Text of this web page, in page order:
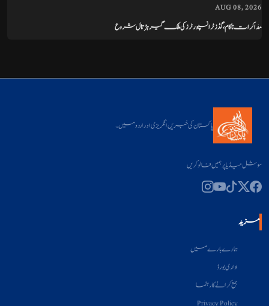
AUG 08, 2026
مذاکرات ناکام، گڈز ٹرانسپورٹرز کی ملک گیر ہڑتال شروع
پاکستان کی خبریں انگریزی اور اردو میں۔
سوشل میڈیا پر ہمیں فالو کریں
مزید
ہمارے بارے میں
اداری بورڈ
جمع کرانے کا رہنما
Privacy Policy